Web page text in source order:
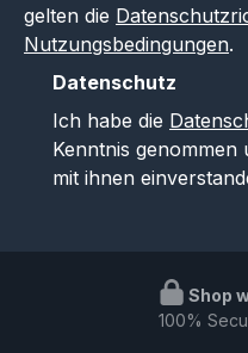
gelten die
Nutzungsbedingungen.
Datenschutz
Ich habe die
Kenntnis genommen
mit ihnen
Shop
100%